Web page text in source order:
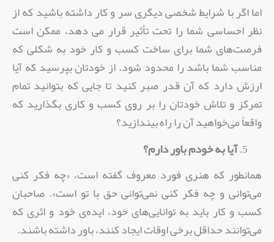
اما اگر با شرایط شخصی دیگری سر و کار داشته باشید که از
نظر احساسی شما را تحت تأثیر قرار می دهد،‌ ممکن است
فرصت‌های شما برای ساخت کسب و کار خود به شکلی که
مناسب شما باشد را محدود شود. از خودتان بپرسید که آیا
ارزش دارد که آن قدر صبر کنید تا جایی که بتوانید تمام
تمرکز و تلاش خودتان را بر روی کسب و کاری بگذارید که
واقعاً می‌‌خواهید آن را راه بیندازید؟
آیا به خودم باور دارم؟
همانطور که هنری فورد معروف گفته است، «چه فکر کنی
می‌توانی و چه فکر کنی نمی‌توانی حق با تو است». صاحبان
کسب و کار باید به توانایی‌های خود،‌ ایده‌ی خود و اثری که
می‌توانند حداقل برخی اوقات ایجاد کنند، ‌باور داشته باشند.